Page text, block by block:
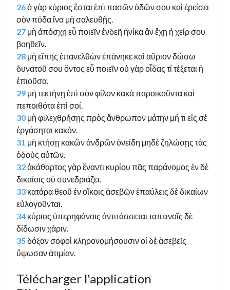
26ὁ γὰρ κύριος ἔσται ἐπὶ πασῶν ὁδῶν σου καὶ ἐρείσει
σὸν πόδα ἵνα μὴ σαλευθῇς.
27 μὴ ἀπόσχῃ εὖ ποιεῖν ἐνδεῆ ἡνίκα ἂν ἔχῃ ἡ χείρ σου
βοηθεῖν.
28 μὴ εἴπης ἐπανελθὼν ἐπάνηκε καὶ αὔριον δώσω
δυνατοῦ σου ὄντος εὖ ποιεῖν οὐ γὰρ οἶδας τί τέξεται ἡ
ἐπιοῦσα.
29 μὴ τεκτήνῃ ἐπὶ σὸν φίλον κακὰ παροικοῦντα καὶ
πεποιθότα ἐπὶ σοί.
30 μὴ φιλεχθρήσῃς πρὸς ἄνθρωπον μάτην μή τι εἰς σὲ
ἐργάσηται κακόν.
31 μὴ κτήσῃ κακῶν ἀνδρῶν ὀνείδη μηδὲ ζηλώσῃς τὰς
ὁδοὺς αὐτῶν.
32ἀκάθαρτος γὰρ ἔναντι κυρίου πᾶς παράνομος ἐν δὲ
δικαίοις οὐ συνεδριάζει.
33 κατάρα θεοῦ ἐν οἴκοις ἀσεβῶν ἐπαύλεις δὲ δικαίων
εὐλογοῦνται.
34 κύριος ὑπερηφάνοις ἀντιτάσσεται ταπεινοῖς δὲ
δίδωσιν χάριν.
35 δόξαν σοφοὶ κληρονομήσουσιν οἱ δὲ ἀσεβεῖς
ὕψωσαν ἀτιμίαν.
Télécharger l'application